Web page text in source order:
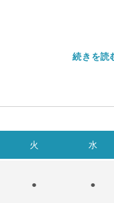
火 水
● ●